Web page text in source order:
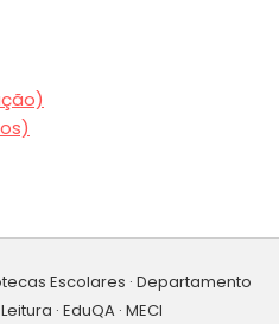
Escolares · Departamento
· EduQA · MECI